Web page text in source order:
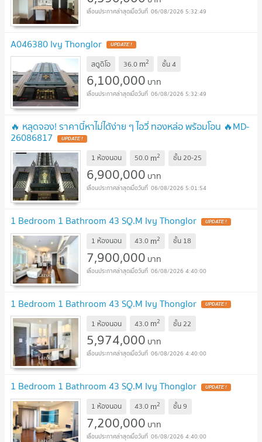
06/08/2026 5:32:49
A046380 Ivy Thonglor UPDATE !
สตูดิโอ 36.0 m2 ชั้น4
6,100,000 บาท
06/08/2026 5:32:49
🔥 หลุดจอง! ราคานี้หาไม่ได้ง่าย ๆ ไอวี่ ทองหล่อ พร้อมโอน 🔥MD-
26086817 UPDATE !
1 ห้องนอน 50.0 m2 ชั้น20-25
6,900,000 บาท
06/08/2026 5:01:54
1 Bedroom 1 Bathroom 43 SQ.M Ivy Thonglor UPDATE !
1 ห้องนอน 43.0 m2 ชั้น 18
7,900,000 บาท
06/08/2026 4:40:00
1 Bedroom 1 Bathroom 43 SQ.M Ivy Thonglor UPDATE !
1 ห้องนอน 43.0 m2 ชั้น22
5,974,000 บาท
06/08/2026 4:40:00
1 Bedroom 1 Bathroom 43 SQ.M Ivy Thonglor UPDATE !
1 ห้องนอน 43.0 m2 ชั้น9
7,200,000 บาท
06/08/2026 4:40:00